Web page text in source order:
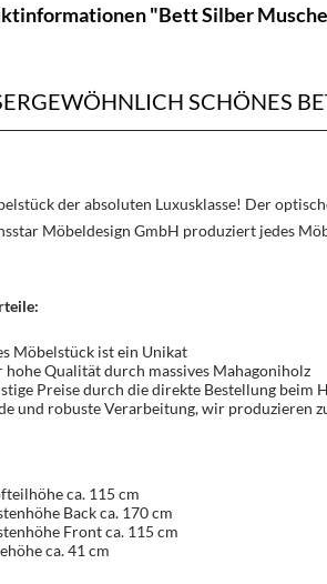
"Bett Silber
SCHÖNES
der absoluten Luxusklasse! Der
Möbeldesign GmbH produziert jedes
Möbelstück ist ein Unikat
hohe Qualität durch massives Mahagoniholz
Preise durch die direkte Bestellung beim
und robuste Verarbeitung, wir produzieren
ca. 115 cm
Back ca. 170 cm
Front ca. 115 cm
ca. 41 cm